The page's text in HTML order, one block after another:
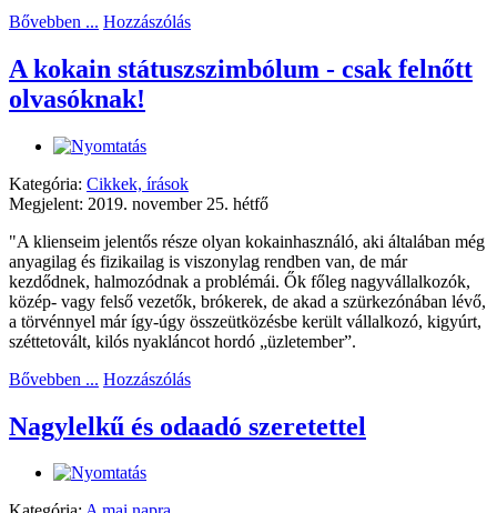
Bővebben ... Hozzászólás
A kokain státuszszimbólum - csak felnőtt
olvasóknak!
Kategória: Cikkek, írások
Megjelent: 2019. november 25. hétfő
"A klienseim jelentős része olyan kokainhasználó, aki általában még
anyagilag és fizikailag is viszonylag rendben van, de már
kezdődnek, halmozódnak a problémái. Ők főleg nagyvállalkozók,
közép- vagy felső vezetők, brókerek, de akad a szürkezónában lévő,
a törvénnyel már így-úgy összeütközésbe került vállalkozó, kigyúrt,
széttetovált, kilós nyakláncot hordó „üzletember”.
Bővebben ... Hozzászólás
Nagylelkű és odaadó szeretettel